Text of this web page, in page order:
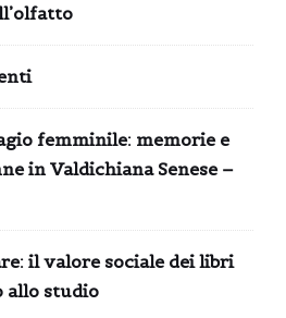
femminile: memorie e
in Valdichiana Senese –
il valore sociale dei libri
allo studio